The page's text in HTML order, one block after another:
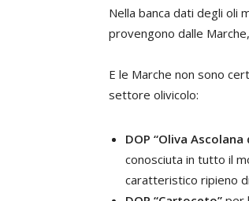
Nella banca dati degli oli
provengono dalle
E le Marche non sono
settore olivicolo:
DOP “Oliva Ascolana
conosciuta in tutto il
caratteristico ripieno